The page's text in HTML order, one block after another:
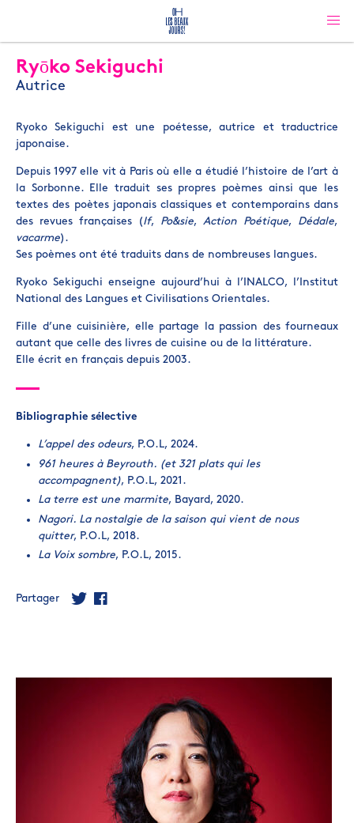
Ryōko Sekiguchi
Autrice
Ryoko Sekiguchi est une poétesse, autrice et traductrice
japonaise.
Depuis 1997 elle vit à Paris où elle a étudié l’histoire de l’art à
la Sorbonne. Elle traduit ses propres poèmes ainsi que les
textes des poètes japonais classiques et contemporains dans
des revues françaises (If, Po&sie, Action Poétique, Dédale,
vacarme).
Ses poèmes ont été traduits dans de nombreuses langues.
Ryoko Sekiguchi enseigne aujourd’hui à l’INALCO, l’Institut
National des Langues et Civilisations Orientales.
Fille d’une cuisinière, elle partage la passion des fourneaux
autant que celle des livres de cuisine ou de la littérature.
Elle écrit en français depuis 2003.
Bibliographie sélective
L’appel des odeurs, P.O.L, 2024.
961 heures à Beyrouth. (et 321 plats qui les
accompagnent), P.O.L, 2021.
La terre est une marmite, Bayard, 2020.
Nagori. La nostalgie de la saison qui vient de nous
quitter, P.O.L, 2018.
La Voix sombre, P.O.L, 2015.
Partager